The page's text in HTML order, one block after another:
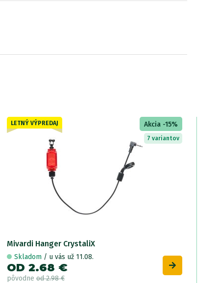
LETNÝ VÝPREDAJ Akcia -15%
7 variantov
Mivardi Hanger CrystaliX
Skladom / u vás už 11.08.
OD 2.68 €
pôvodne od 2.98 €